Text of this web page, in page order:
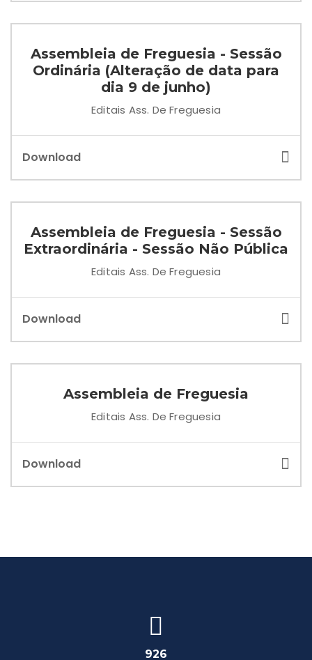
Assembleia de Freguesia - Sessão
Ordinária (Alteração de data para
dia 9 de junho)
Editais Ass. De Freguesia
Download
Assembleia de Freguesia - Sessão
Extraordinária - Sessão Não Pública
Editais Ass. De Freguesia
Download
Assembleia de Freguesia
Editais Ass. De Freguesia
Download
926